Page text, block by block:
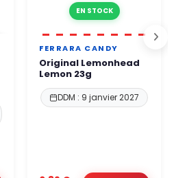
EN STOCK
FERRARA CANDY
Original Lemonhead
Lemon 23g
DDM : 9 janvier 2027